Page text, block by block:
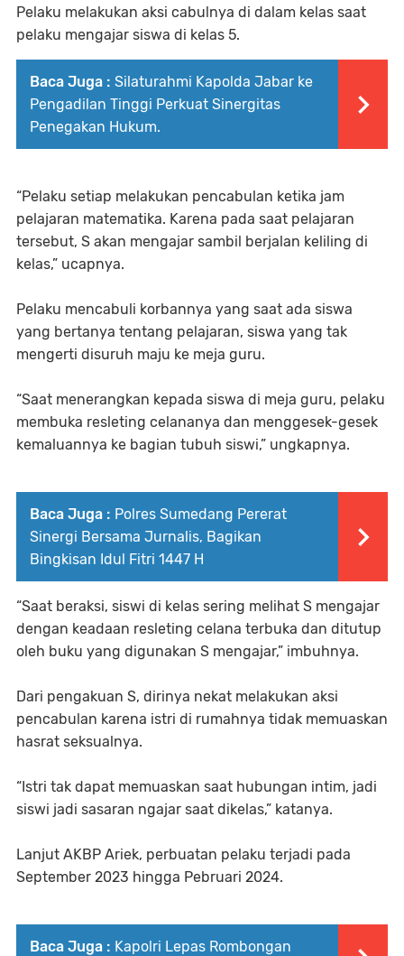
Pelaku melakukan aksi cabulnya di dalam kelas saat
pelaku mengajar siswa di kelas 5.
Baca Juga : Silaturahmi Kapolda Jabar ke
Pengadilan Tinggi Perkuat Sinergitas
Penegakan Hukum.
“Pelaku setiap melakukan pencabulan ketika jam
pelajaran matematika. Karena pada saat pelajaran
tersebut, S akan mengajar sambil berjalan keliling di
kelas,” ucapnya.
Pelaku mencabuli korbannya yang saat ada siswa
yang bertanya tentang pelajaran, siswa yang tak
mengerti disuruh maju ke meja guru.
“Saat menerangkan kepada siswa di meja guru, pelaku
membuka resleting celananya dan menggesek-gesek
kemaluannya ke bagian tubuh siswi,” ungkapnya.
Baca Juga : Polres Sumedang Pererat
Sinergi Bersama Jurnalis, Bagikan
Bingkisan Idul Fitri 1447 H
“Saat beraksi, siswi di kelas sering melihat S mengajar
dengan keadaan resleting celana terbuka dan ditutup
oleh buku yang digunakan S mengajar,” imbuhnya.
Dari pengakuan S, dirinya nekat melakukan aksi
pencabulan karena istri di rumahnya tidak memuaskan
hasrat seksualnya.
“Istri tak dapat memuaskan saat hubungan intim, jadi
siswi jadi sasaran ngajar saat dikelas,” katanya.
Lanjut AKBP Ariek, perbuatan pelaku terjadi pada
September 2023 hingga Pebruari 2024.
Baca Juga : Kapolri Lepas Rombongan